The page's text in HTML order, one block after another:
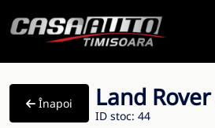
Înapoi Land
ID stoc: 44